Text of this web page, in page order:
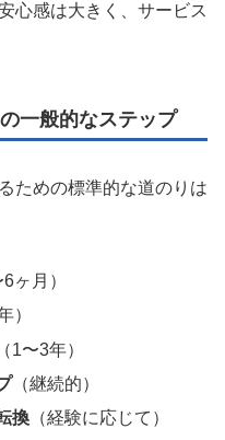
心感は大きく、サービス
一般的なステップ
ための標準的な道のりは
ヶ月）
）
（1〜3年）
（継続的）
換 （経験に応じて）